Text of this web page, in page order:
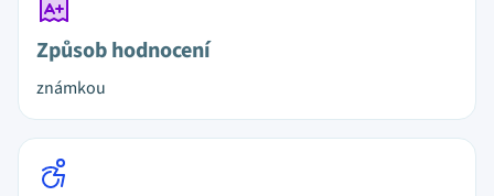
Způsob hodnocení
známkou